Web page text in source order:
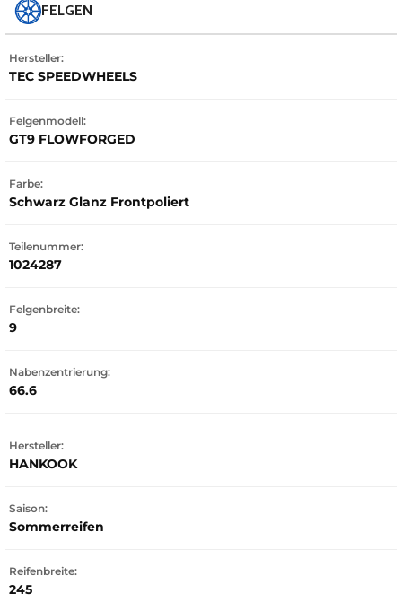
FELGEN
Hersteller:
TEC SPEEDWHEELS
Felgenmodell:
GT9 FLOWFORGED
Farbe:
Schwarz Glanz Frontpoliert
Teilenummer:
1024287
Felgenbreite:
9
Nabenzentrierung:
66.6
Hersteller:
HANKOOK
Saison:
Sommerreifen
Reifenbreite:
245